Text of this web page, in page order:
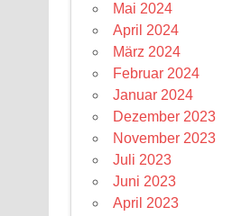
Mai 2024
April 2024
März 2024
Februar 2024
Januar 2024
Dezember 2023
November 2023
Juli 2023
Juni 2023
April 2023